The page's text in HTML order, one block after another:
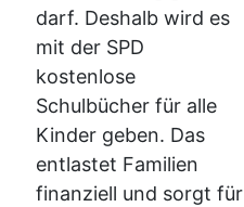
darf. Deshalb wird es
mit der SPD
kostenlose
Schulbücher für alle
Kinder geben. Das
entlastet Familien
finanziell und sorgt für